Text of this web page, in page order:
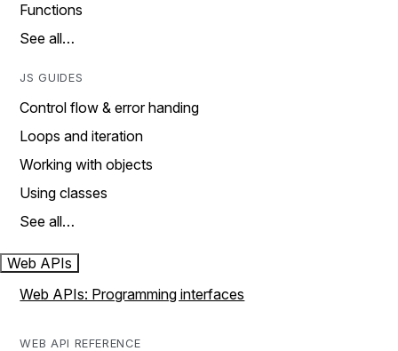
Functions
See all…
JS GUIDES
Control flow & error handing
Loops and iteration
Working with objects
Using classes
See all…
Web APIs
Web APIs: Programming interfaces
WEB API REFERENCE